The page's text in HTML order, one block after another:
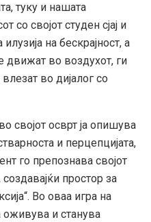
туку и нашата
со својот студен сјај и
на бескрајност, а
во воздухот, ги
во дијалог со
својот осврт ја опишува
и перцепцијата,
го препознава својот
простор за
Во оваа игра на
оживува и станува